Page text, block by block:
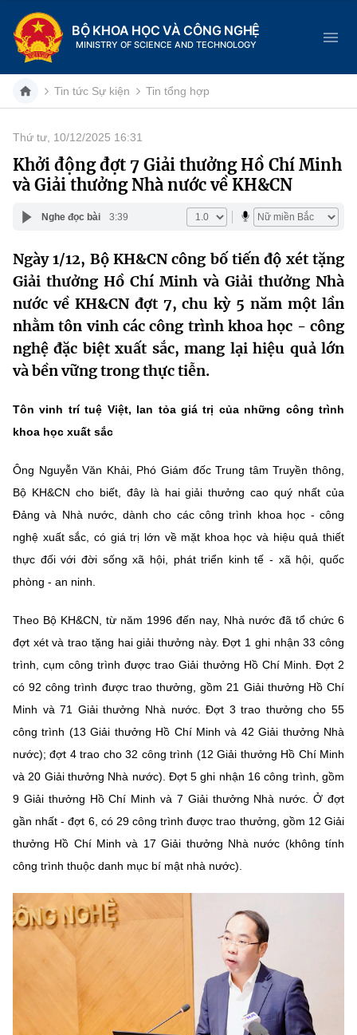
BỘ KHOA HỌC VÀ CÔNG NGHỆ
MINISTRY OF SCIENCE AND TECHNOLOGY
Danh mục
Trang chủ
Giới thiệu
Chức năng nhiệm vụ
Cơ cấu tổ chức
Lịch sử phát triển
Sở Khoa học và Công nghệ
Tin tức sự kiện
Khoa học và Công nghệ
Đổi mới sáng tạo
Chuyển đổi số
Bưu chính, Viễn thông
Tiêu chuẩn, đo lường, chất lượng
Năng lượng nguyên tử
Tin tổng hợp
Tin địa phương
Dịch vụ công
Hệ thống văn bản
Văn bản QPPL
Văn bản chỉ đạo điều hành
MST IOFFICE
THỐNG KÊ
Đổi mới sáng tạo
Bưu chính, Viễn thông
Tiêu chuẩn, đo lường, chất lượng
Năng lượng nguyên tử
Khác
Infographic
Ảnh
Nhiệm vụ trọng tâm
Vietnamese English
BỘ KHOA HỌC VÀ CÔNG NGHỆ
MINISTRY OF SCIENCE AND TECHNOLOGY
Cơ quan chủ quản: Bộ Khoa học và Công nghệ (MST)
Chịu trách nhiệm nội dung: Nguyễn Thị Hải Hằng
Giám đốc Trung tâm Truyền thông Khoa học và Công nghệ.
Địa chỉ: Ban Biên tập Cổng TTĐT - 18 Nguyễn Du, TP. Hà Nội
Điện thoại: 024 3936 9506
Tin tức Sự kiện Tin tổng hợp
Thứ tư, 10/12/2025 16:31
Khởi động đợt 7 Giải thưởng Hồ Chí Minh
và Giải thưởng Nhà nước về KH&CN
Nghe đọc bài 3:39
Ngày 1/12, Bộ KH&CN công bố tiến độ xét tặng
Giải thưởng Hồ Chí Minh và Giải thưởng Nhà
nước về KH&CN đợt 7, chu kỳ 5 năm một lần
nhằm tôn vinh các công trình khoa học - công
nghệ đặc biệt xuất sắc, mang lại hiệu quả lớn
và bền vững trong thực tiễn.
Tôn vinh trí tuệ Việt, lan tỏa giá trị của những công trình
khoa học xuất sắc
Ông Nguyễn Văn Khải, Phó Giám đốc Trung tâm Truyền thông,
Bộ KH&CN cho biết, đây là hai giải thưởng cao quý nhất của
Đảng và Nhà nước, dành cho các công trình khoa học - công
nghệ xuất sắc, có giá trị lớn về mặt khoa học và hiệu quả thiết
thực đối với đời sống xã hội, phát triển kinh tế - xã hội, quốc
phòng - an ninh.
Theo Bộ KH&CN, từ năm 1996 đến nay, Nhà nước đã tổ chức 6
đợt xét và trao tặng hai giải thưởng này. Đợt 1 ghi nhận 33 công
trình, cụm công trình được trao Giải thưởng Hồ Chí Minh. Đợt 2
có 92 công trình được trao thưởng, gồm 21 Giải thưởng Hồ Chí
Minh và 71 Giải thưởng Nhà nước. Đợt 3 trao thưởng cho 55
công trình (13 Giải thưởng Hồ Chí Minh và 42 Giải thưởng Nhà
nước); đợt 4 trao cho 32 công trình (12 Giải thưởng Hồ Chí Minh
và 20 Giải thưởng Nhà nước). Đợt 5 ghi nhận 16 công trình, gồm
9 Giải thưởng Hồ Chí Minh và 7 Giải thưởng Nhà nước. Ở đợt
gần nhất - đợt 6, có 29 công trình được trao thưởng, gồm 12 Giải
thưởng Hồ Chí Minh và 17 Giải thưởng Nhà nước (không tính
công trình thuộc danh mục bí mật nhà nước).